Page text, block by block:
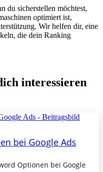
du sicherstellen möchtest,
optimiert ist,
Wir helfen dir, eine
die dein Ranking
interessieren
bei Google Ads
Optionen bei Google